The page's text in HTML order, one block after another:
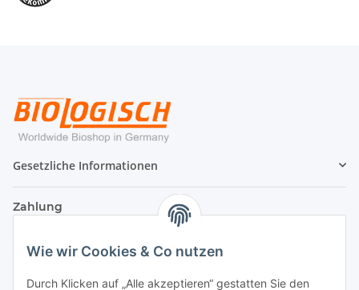
Wie wir Cookies & Co nutzen
Durch Klicken auf „Alle akzeptieren“ gestatten Sie den
Gesetzliche Informationen
Zahlung